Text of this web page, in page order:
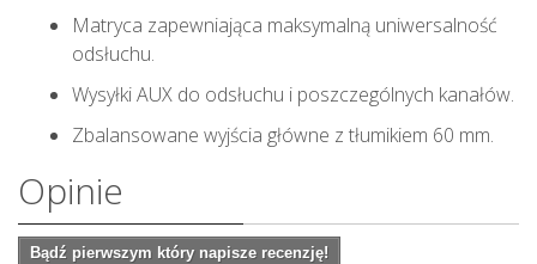
Matryca zapewniająca maksymalną uniwersalność
odsłuchu.
Wysyłki AUX do odsłuchu i poszczególnych kanałów.
Zbalansowane wyjścia główne z tłumikiem 60 mm.
Opinie
Bądź pierwszym który napisze recenzję!